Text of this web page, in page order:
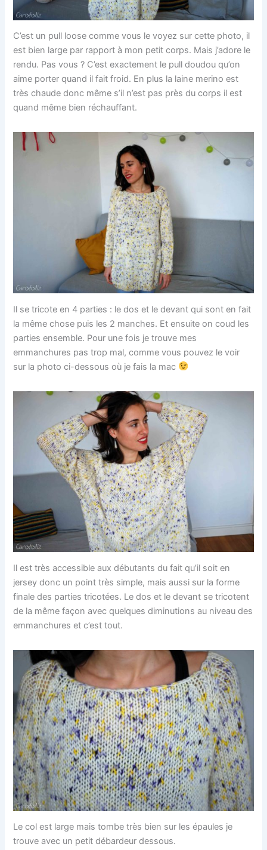
C’est un pull loose comme vous le voyez sur cette photo, il
est bien large par rapport à mon petit corps. Mais j’adore le
rendu. Pas vous ? C’est exactement le pull doudou qu’on
aime porter quand il fait froid. En plus la laine merino est
très chaude donc même s’il n’est pas près du corps il est
quand même bien réchauffant.
Il se tricote en 4 parties : le dos et le devant qui sont en fait
la même chose puis les 2 manches. Et ensuite on coud les
parties ensemble. Pour une fois je trouve mes
emmanchures pas trop mal, comme vous pouvez le voir
sur la photo ci-dessous où je fais la mac
Il est très accessible aux débutants du fait qu’il soit en
jersey donc un point très simple, mais aussi sur la forme
finale des parties tricotées. Le dos et le devant se tricotent
de la même façon avec quelques diminutions au niveau des
emmanchures et c’est tout.
Le col est large mais tombe très bien sur les épaules je
trouve avec un petit débardeur dessous.